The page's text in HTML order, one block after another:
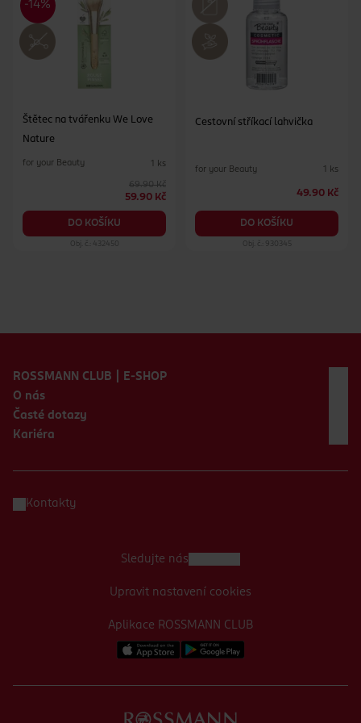
Štětec na tvářenku We Love
Nature
for your Beauty 1 ks
69.90 Kč
59.90 Kč
DO KOŠÍKU
Obj. č.: 432450
Cestovní stříkací lahvička
for your Beauty 1 ks
49.90 Kč
DO KOŠÍKU
Obj. č.: 930345
ROSSMANN CLUB | E-SHOP
O nás
Časté dotazy
Kariéra
Kontakty
Aplikace ROSSMANN CLUB
Sledujte nás
Upravit nastavení cookies